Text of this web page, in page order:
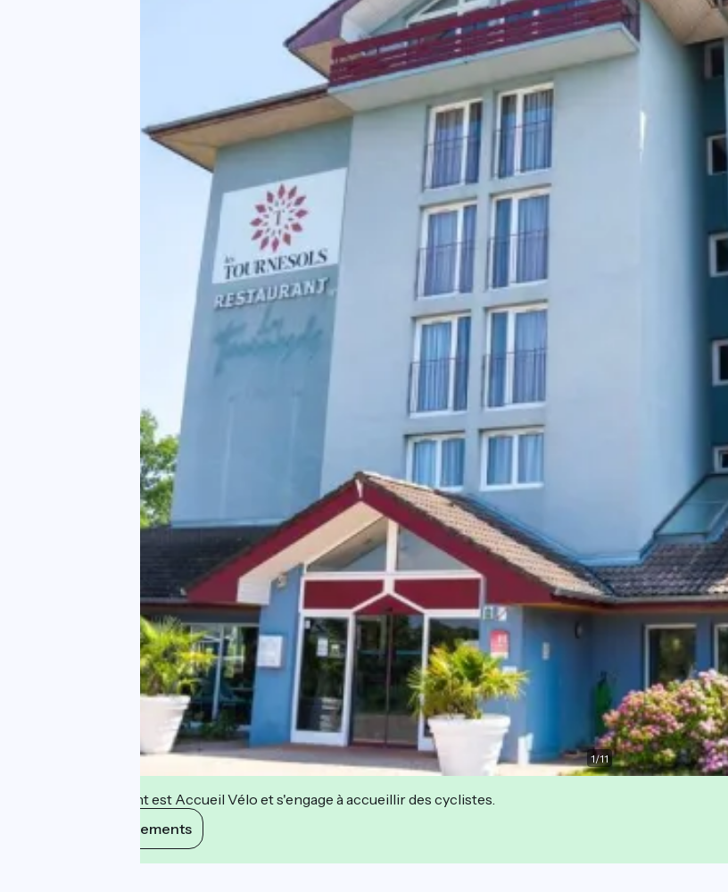
1/11
Cet établissement est Accueil Vélo et s'engage à accueillir des cyclistes.
Voir ses engagements